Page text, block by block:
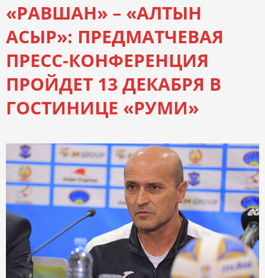
«РАВШАН» – «АЛТЫН
АСЫР»: ПРЕДМАТЧЕВАЯ
ПРЕСС-КОНФЕРЕНЦИЯ
ПРОЙДЕТ 13 ДЕКАБРЯ В
ГОСТИНИЦЕ «РУМИ»